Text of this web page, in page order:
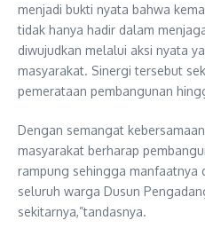
menjadi bukti nyata bahwa
tidak hanya hadir dalam
diwujudkan melalui aksi nyata
masyarakat. Sinergi tersebut
pemerataan pembangunan
Dengan semangat
masyarakat berharap
rampung sehingga manfaatnya
seluruh warga Dusun
sekitarnya,”tandasnya.